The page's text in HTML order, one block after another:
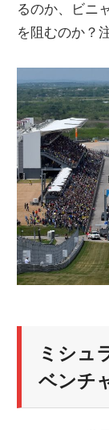
るのか、ビニ
を阻むのか？
ミシュ
ベンチ